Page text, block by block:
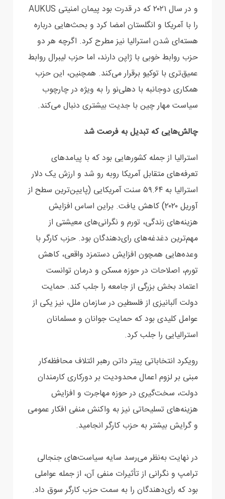
و در سال ۲۰۲۱ که در قدرت بود پیمان ‏امنیتی AUKUS
‌‏را با آمریکا و انگلستان امضا کرد و بحث‌هایی درباره
هسته‌ای شدن استرالیا نیز مطرح کرد. ‏اگرچه هر دو
حزب روابط خوبی با ژاپن دارند، اما حزب لیبرال روابط
عمیق‌تری با توکیو برقرار می‌کند. ‏همچنین، این حزب
همکاری دوجانبه با دهلی‌نو را به ویژه در چارچوب
سیاست مهار چین با جدیت بیشتری ‏دنبال می‌کند.‏
‏چالش‌هایی که تبدیل به فرصت شد
استرالیا از جمله کشورهایی بود که با پیامدهای
تعرفه‌های متقابل آمریکا روبه رو شد و ارزش یک دلار
استرالیا به ‌‏۵۹.۶۴ سنت آمریکایی (پایین‌ترین سطح از
آوریل ۲۰۲۰) کاهش یافت. براین اساس افزایش
هزینه‌های ‏زندگی، تورم و نگرانی‌های معیشتی از
مهم‌ترین دغدغه‌های رای‌دهندگان بود. حزب کارگر با
وعده‌هایی ‏همچون افزایش دستمزد واقعی، کاهش
تورم، اصلاحات در حوزه مسکن و درمان ‏توانست
اعتماد بخش بزرگی از جامعه را جلب کند. حمایت
دولت آلبانیزی از فلسطین در سازمان ملل، نیز ‏یکی از
عوامل کلیدی بود که حمایت جوانان و مسلمانان
استرالیایی را جلب کرد.‏
رویکرد انتخاباتی پیتر داتن رهبر ائتلاف محافظه‌کار
مبنی بر لزوم اعمال محدودیت بر دورکاری ‏کارمندان
دولت، سخت‌گیری در حوزه مهاجرت و افزایش
هزینه‌های تسلیحاتی نیز به واکنش منفی افکار عمومی
و ‏گرایش بیشتر به حزب کارگر انجامید.
در نهایت به‌نظر می‌رسد سایه سیاست‌های جنجالی
ترامپ و نگرانی از تأثیرات منفی آن، از جمله ‏عواملی
بود که رای‌دهندگان را به سمت حزب کارگر سوق داد.